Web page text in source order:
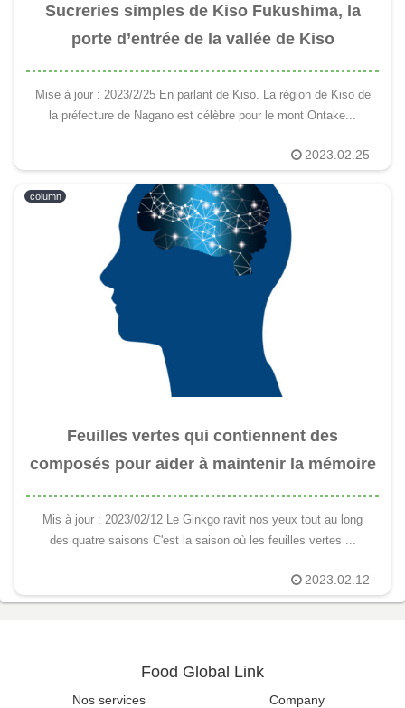
Sucreries simples de Kiso Fukushima, la
porte d’entrée de la vallée de Kiso
Mise à jour : 2023/2/25 En parlant de Kiso. La région de Kiso de
la préfecture de Nagano est célèbre pour le mont Ontake...
2023.02.25
column
Feuilles vertes qui contiennent des
composés pour aider à maintenir la mémoire
Mis à jour : 2023/02/12 Le Ginkgo ravit nos yeux tout au long
des quatre saisons C'est la saison où les feuilles vertes ...
2023.02.12
Food Global Link
Nos services Company